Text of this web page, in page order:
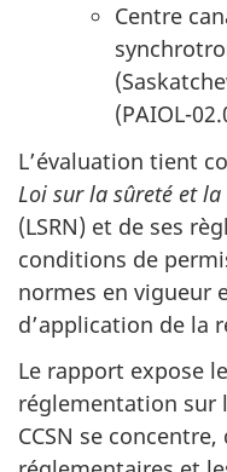
Centre
(PAIOL-
L’évaluation tient
Loi sur la sûreté et
(LSRN) et de ses
conditions de
normes en vigueur
d’application de la
Le rapport expose
réglementation sur
CCSN se